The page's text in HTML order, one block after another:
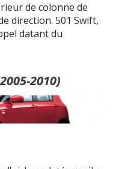
de colonne de
direction. 501 Swift,
datant du
2010)